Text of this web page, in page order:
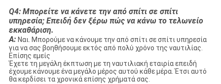
Q4: Μπορείτε να κάνετε την από σπίτι σε σπίτι
υπηρεσία; Επειδή δεν ξέρω πώς να κάνω το τελωνείο
εκκαθάριση.
Α: Ναι. Μπορούμε να κάνουμε την από σπίτι σε σπίτι υπηρεσία
για να σας βοηθήσουμε εκτός από πολύ χρόνο της ναυτιλίας.
Επίσης εμείς
Έχετε τη μεγάλη έκπτωση με τη ναυτιλιακή εταιρία επειδή
έχουμε κάνουμε ένα μεγάλο μέρος αυτού κάθε μέρα. Έτσι αυτό
θα κερδίσει τα χρονικά επίσης χρήματά σας.